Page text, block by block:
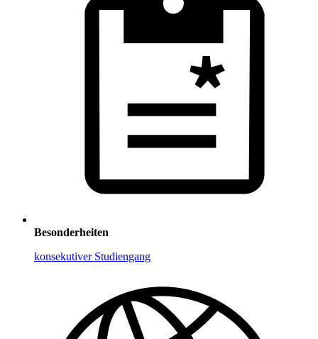
Besonderheiten
konsekutiver Studiengang